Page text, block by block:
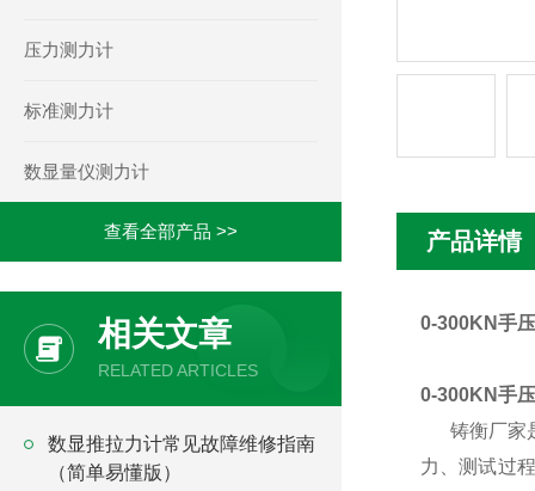
压力测力计
标准测力计
数显量仪测力计
查看全部产品 >>
相关文章
RELATED ARTICLES
数显推拉力计常见故障维修指南
（简单易懂版）
产品详情
0-300KN手
0-300KN手
铸衡厂家
力、测试过